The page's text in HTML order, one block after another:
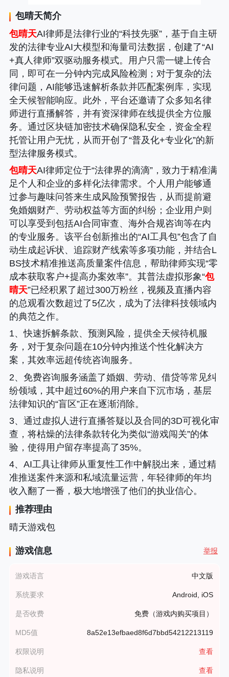
包晴天简介
包晴天AI律师是法律行业的“科技先驱”，基于自主研
发的法律专业AI大模型和海量司法数据，创建了“AI
+真人律师”双驱动服务模式。用户只需一键上传合
同，即可在一分钟内完成风险检测；对于复杂的法
律问题，AI能够迅速解析条款并匹配案例库，实现
全天候智能响应。此外，平台还邀请了众多知名律
师进行直播解答，并有资深律师在线提供全方位服
务。通过区块链加密技术确保隐私安全，资金全程
托管让用户无忧，从而开创了“普及化+专业化”的新
型法律服务模式。
包晴天AI律师定位于“法律界的滴滴”，致力于精准满
足个人和企业的多样化法律需求。个人用户能够通
过参与趣味问答来生成风险预警报告，从而提前避
免婚姻财产、劳动权益等方面的纠纷；企业用户则
可以享受到包括AI合同审查、海外合规咨询等在内
的专业服务。该平台创新推出的“AI工具包”包含了自
动生成起诉状、追踪财产线索等多项功能，并结合L
BS技术精准推送高质量案件信息，帮助律师实现“零
成本获取客户+提高办案效率”。其普法虚拟形象“包
晴天”已经积累了超过300万粉丝，视频及直播内容
的总观看次数超过了5亿次，成为了法律科技领域内
的典范之作。
1、快速拆解条款、预测风险，提供全天候待机服
务，对于复杂问题在10分钟内推送个性化解决方
案，其效率远超传统咨询服务。
2、免费咨询服务涵盖了婚姻、劳动、借贷等常见纠
纷领域，其中超过60%的用户来自下沉市场，基层
法律知识的“盲区”正在逐渐消除。
3、通过虚拟人进行直播答疑以及合同的3D可视化审
查，将枯燥的法律条款转化为类似“游戏闯关”的体
验，使得用户留存率提高了35%。
4、AI工具让律师从重复性工作中解脱出来，通过精
准推送案件来源和私域流量运营，年轻律师的年均
收入翻了一番，极大地增强了他们的执业信心。
推荐理由
晴天游戏包
游戏信息 举报
游戏语言 中文版
系统要求 Android, iOS
是否收费 免费（游戏内购买项目）
MD5值 8a52e13efbaed8f6d7bbd54212213119
权限说明 查看
隐私说明 查看